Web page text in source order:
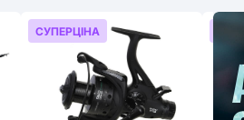
СУПЕРЦІНА